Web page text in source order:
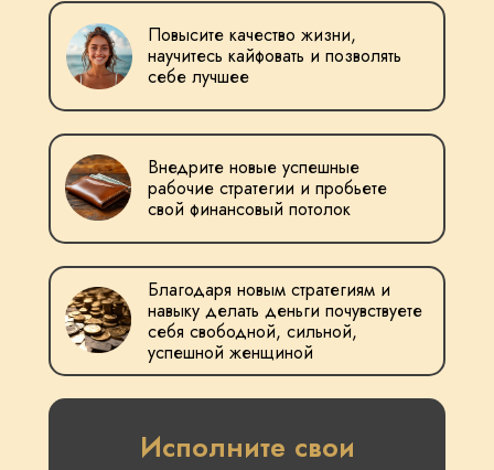
Благодаря новым стратегиям и
навыку делать деньги почувствуете
себя свободной, сильной,
успешной женщиной
Исполните свои
Повысите качество жизни,
научитесь кайфовать и позволять
себе лучшее
Внедрите новые успешные
рабочие стратегии и пробьете
свой финансовый потолок